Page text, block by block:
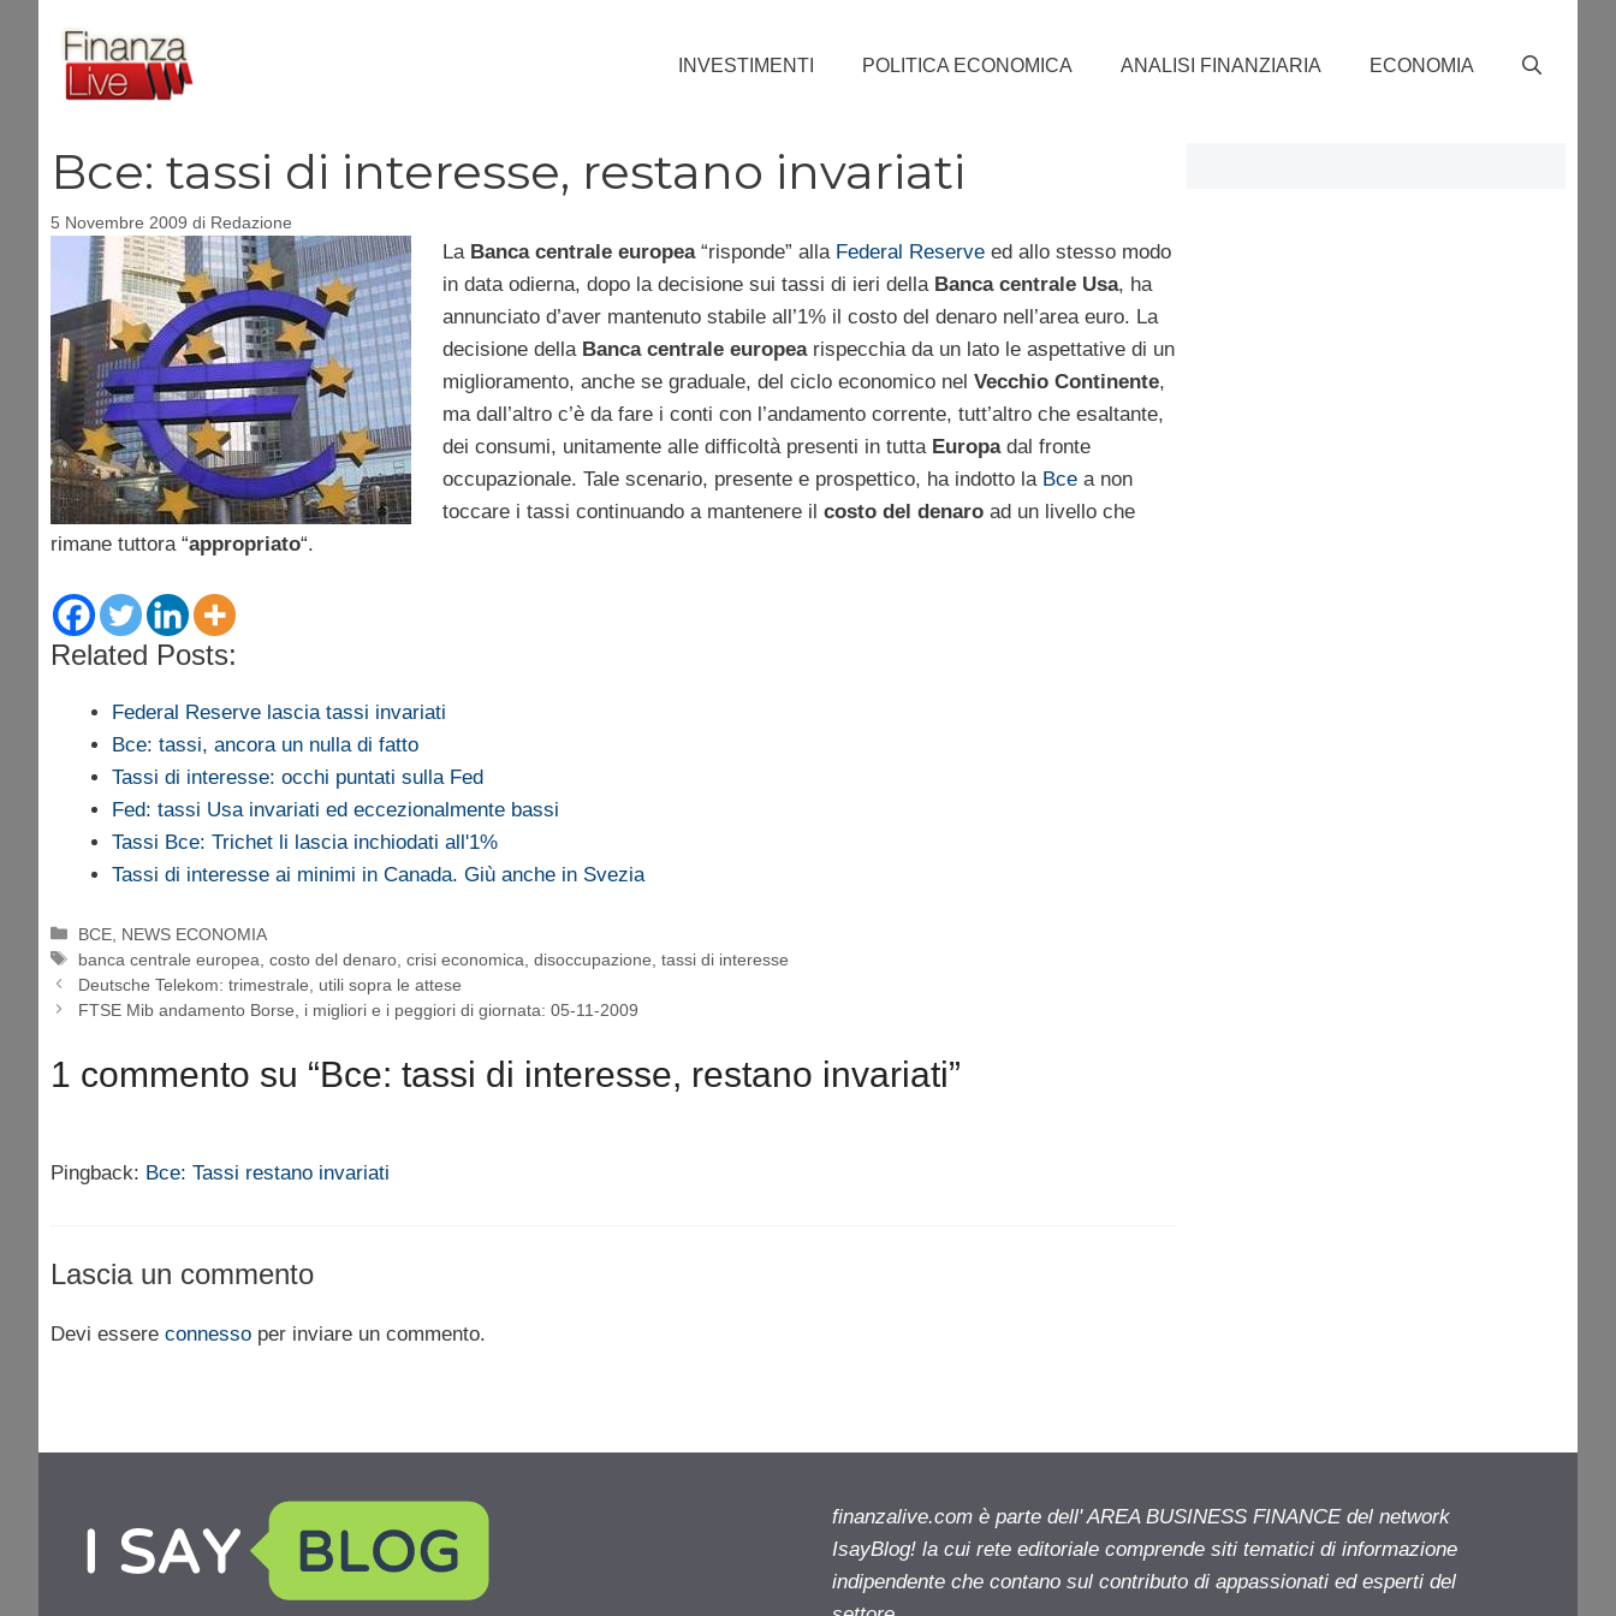
contenuto
INVESTIMENTI POLITICA ECONOMICA ANALISI FINANZIARIA ECONOMIA
Bce: tassi di interesse, restano invariati
5 Novembre 2009 di Redazione
La Banca centrale europea“risponde” alla Federal Reserveed allo stesso modo
in data odierna, dopo la decisione sui tassi di ieri della Banca centrale Usa, ha
annunciato d’aver mantenuto stabile all’1% il costo del denaro nell’area euro. La
decisione della Banca centrale europearispecchia da un lato le aspettative di un
miglioramento, anche se graduale, del ciclo economico nel Vecchio Continente,
ma dall’altro c’è da fare i conti con l’andamento corrente, tutt’altro che esaltante,
dei consumi, unitamente alle difficoltà presenti in tutta Europadal fronte
occupazionale. Tale scenario, presente e prospettico, ha indotto la Bcea non
toccare i tassi continuando a mantenere il costo del denaroad un livello che
rimane tuttora “appropriato“.
Related Posts:
Federal Reserve lascia tassi invariati
Bce: tassi, ancora un nulla di fatto
Tassi di interesse: occhi puntati sulla Fed
Fed: tassi Usa invariati ed eccezionalmente bassi
Tassi Bce: Trichet li lascia inchiodati all'1%
Tassi di interesse ai minimi in Canada. Giù anche in Svezia
Categorie
BCE NEWS ECONOMIA
Tag
banca centrale europea ,costo del denaro ,crisi economica ,disoccupazione ,tassi di interesse
Deutsche Telekom: trimestrale, utili sopra le attese
FTSE Mib andamento Borse, i migliori e i peggiori di giornata: 05-11-2009
1 commento su “Bce: tassi di interesse, restano invariati”
Pingback: Bce: Tassi restano invariati
Lascia un commento
Devi essere connesso per inviare un commento.
finanzalive.com è parte dell' AREA BUSINESS FINANCE del network
IsayBlog! la cui rete editoriale comprende siti tematici di informazione
indipendente che contano sul contributo di appassionati ed esperti del